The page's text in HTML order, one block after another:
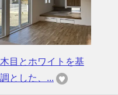
木目とホワイトを基
調とした、...